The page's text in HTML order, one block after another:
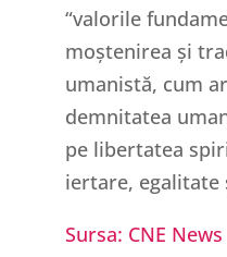
“valorile
moștenirea și
umanistă, cum
demnitatea
pe libertatea
iertare, egalitate
Sursa: CNE News